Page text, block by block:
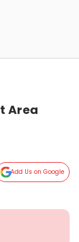
Area
Add Us on Google